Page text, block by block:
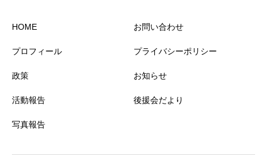
HOME
プロフィール
政策
活動報告
写真報告
お問い合わせ
プライバシーポリシー
お知らせ
後援会だより